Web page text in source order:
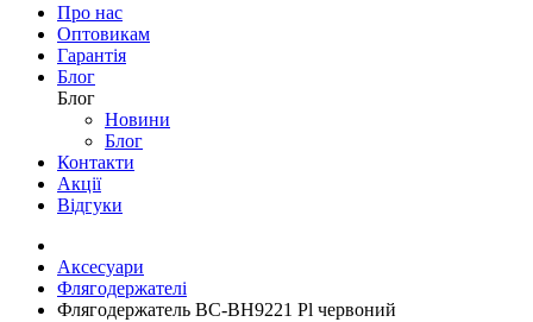
Про нас
Оптовикам
Гарантія
Блог
Блог
Новини
Блог
Контакти
Акції
Відгуки
Аксесуари
Флягодержателі
Флягодержатель BC-BH9221 Pl червоний